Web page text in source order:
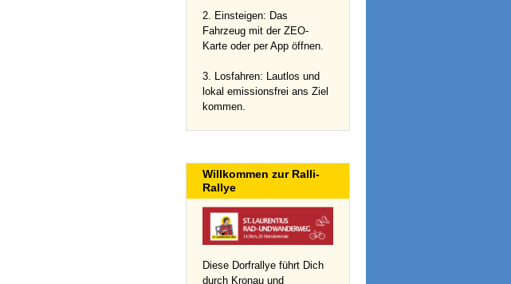
2. Einsteigen: Das
Fahrzeug mit der ZEO-
Karte oder per App öffnen.
3. Losfahren: Lautlos und
lokal emissionsfrei ans Ziel
kommen.
Willkommen zur Ralli-
Rallye
Diese Dorfrallye führt Dich
durch Kronau und